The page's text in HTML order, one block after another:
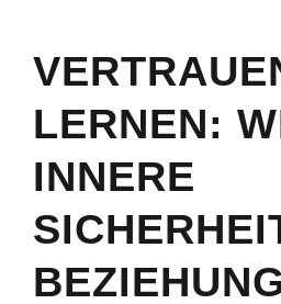
LERNEN:
INNERE